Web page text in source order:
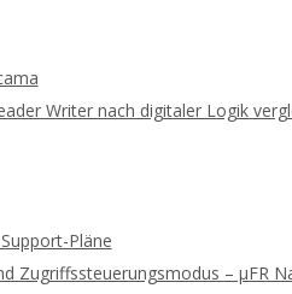
Writer nach digitaler Logik
Pläne
Zugriffssteuerungsmodus – μFR